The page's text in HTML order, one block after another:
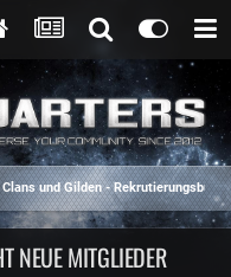
Clans und Gilden - Rekrutierungsbüro
NEUE MITGLIEDER